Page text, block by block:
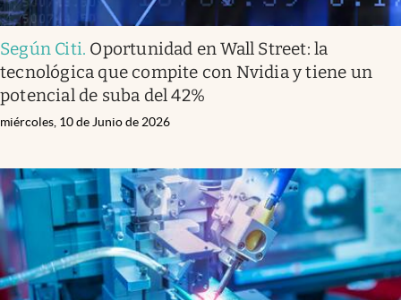
El Cronista Studio
Mediakit
abre en nueva pestaña
Argentina
Según Citi. Oportunidad en Wall Street: la
tecnológica que compite con Nvidia y tiene un
potencial de suba del 42%
miércoles, 10 de Junio de 2026